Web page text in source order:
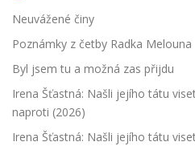
Neuvážené činy
Poznámky z četby Radka Melouna
Byl jsem tu a možná zas přijdu
Irena Šťastná: Našli jejího tátu
naproti (2026)
Irena Šťastná: Našli jejího tátu